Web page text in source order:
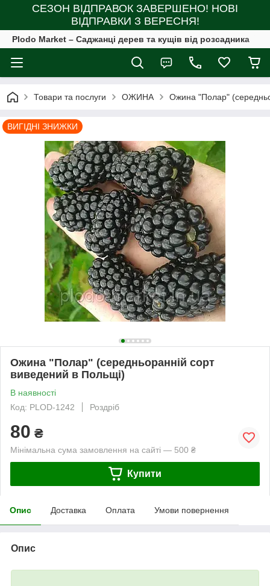
СЕЗОН ВІДПРАВОК ЗАВЕРШЕНО! НОВІ
ВІДПРАВКИ З ВЕРЕСНЯ!
Plodo Market – Саджанці дерев та кущів від розсадника
Товари та послуги ОЖИНА Ожина "Полар"
ВИГІДНІ ЗНИЖКИ
Ожина "Полар" (середньоранній сорт
виведений в Польщі)
В наявності
Код: PLOD-1242
Роздріб
80 ₴
Мінімальна сума замовлення на сайті — 500 ₴
Купити
Опис Доставка Оплата Умови повернення
Опис